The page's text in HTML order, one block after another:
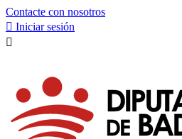
Contacte con nosotros
 Iniciar sesión
